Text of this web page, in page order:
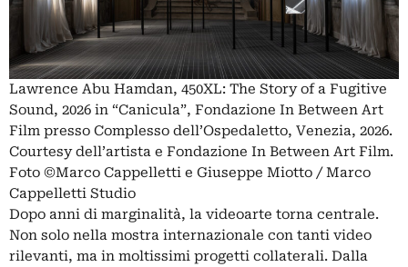
Lawrence Abu Hamdan, 450XL: The Story of a Fugitive
Sound, 2026 in “Canicula”, Fondazione In Between Art
Film presso Complesso dell’Ospedaletto, Venezia, 2026.
Courtesy dell’artista e Fondazione In Between Art Film.
Foto ©Marco Cappelletti e Giuseppe Miotto / Marco
Cappelletti Studio
Dopo anni di marginalità, la videoarte torna centrale.
Non solo nella mostra internazionale con tanti video
rilevanti, ma in moltissimi progetti collaterali. Dalla